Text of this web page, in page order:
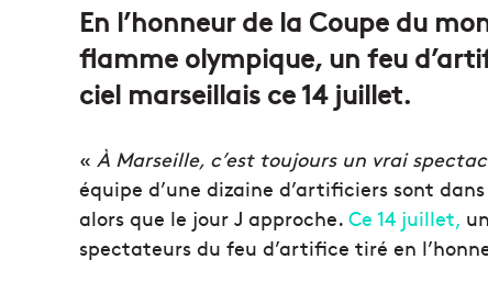
En l’honneur de la Coupe du
flamme olympique, un feu
ciel marseillais ce 14 juillet.
« À Marseille, c’est toujours un vrai
équipe d’une dizaine d’artificiers sont
alors que le jour J approche. Ce 14 juillet, un
spectateurs du feu d’artifice tiré en